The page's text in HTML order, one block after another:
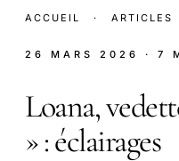
ACCUEIL · ARTICLES
26 MARS 2026 · 7
Loana,
» : éclairages